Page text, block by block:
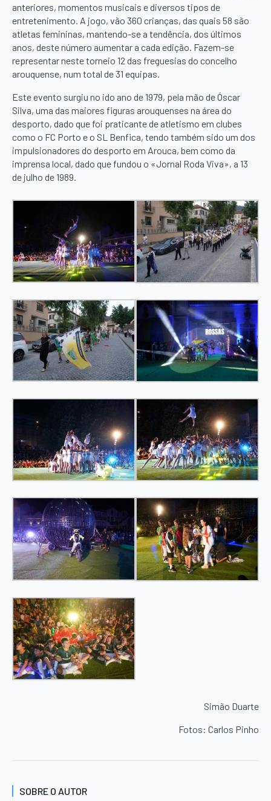
anteriores, momentos musicais e diversos tipos de
entretenimento. A jogo, vão 360 crianças, das quais 58 são
atletas femininas, mantendo-se a tendência, dos últimos
anos, deste número aumentar a cada edição. Fazem-se
representar neste torneio 12 das freguesias do concelho
arouquense, num total de 31 equipas.
Este evento surgiu no ido ano de 1979, pela mão de Óscar
Silva, uma das maiores figuras arouquenses na área do
desporto, dado que foi praticante de atletismo em clubes
como o FC Porto e o SL Benfica, tendo também sido um dos
impulsionadores do desporto em Arouca, bem como da
imprensa local, dado que fundou o «Jornal Roda Viva», a 13
de julho de 1989.
Simão Duarte
Fotos: Carlos Pinho
SOBRE O AUTOR